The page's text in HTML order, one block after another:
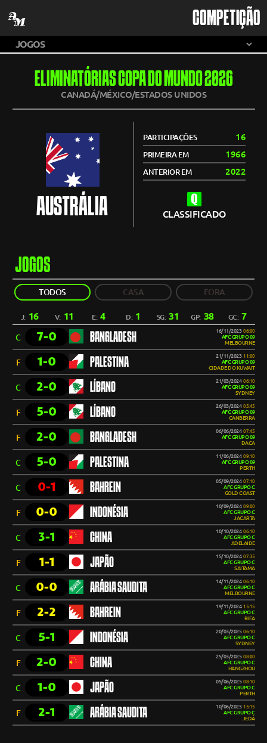
COMPETIÇÃO
ELIMINATÓRIAS COPA DO MUNDO 2026
CANADÁ/MÉXICO/ESTADOS UNIDOS
AUSTRÁLIA
PARTICIPAÇÕES 16
PRIMEIRA EM 1966
ANTERIOR EM 2022
CLASSIFICADO
JOGOS
TODOS CASA FORA
J: 16 V: 11 E:4 D: 1 SG:31 GP: 38 GC: 7
C 7-0 BANGLADESH 16/11/2023 06:00
AFC GRUPO 09
MELBOURNE
F 1-0 PALESTINA 21/11/2023 11:00
AFC GRUPO 09
CIDADE DO KUWAIT
C 2-0 LÍBANO 21/03/2024 06:10
AFC GRUPO 09
SYDNEY
F 5-0 LÍBANO 26/03/2024 05:45
AFC GRUPO 09
CANBERRA
F 2-0 BANGLADESH 06/06/2024 07:45
AFC GRUPO 09
DACA
C 5-0 PALESTINA 11/06/2024 09:10
AFC GRUPO 09
PERTH
C 0-1 BAHREIN 05/09/2024 07:10
AFC GRUPO C
GOLD COAST
F 0-0 INDONÉSIA 10/09/2024 09:00
AFC GRUPO C
JACARTA
C 3-1 CHINA 10/10/2024 06:10
AFC GRUPO C
ADELAIDE
F 1-1 JAPÃO 15/10/2024 07:35
AFC GRUPO C
SAITAMA
C 0-0 ARÁBIA SAUDITA 14/11/2024 06:10
AFC GRUPO C
MELBOURNE
F 2-2 BAHREIN 19/11/2024 15:15
AFC GRUPO C
RIFA
C 5-1 INDONÉSIA 20/03/2025 06:10
AFC GRUPO C
SYDNEY
F 2-0 CHINA 25/03/2025 08:00
AFC GRUPO C
HANGZHOU
C 1-0 JAPÃO 05/06/2025 08:10
AFC GRUPO C
PERTH
F 2-1 ARÁBIA SAUDITA 10/06/2025 15:15
AFC GRUPO C
JEDÁ